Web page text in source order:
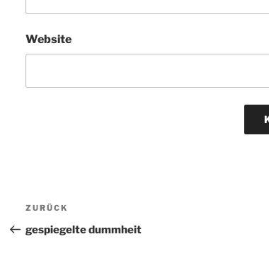
Website
Beitragsnavigation
Vorheriger
Beitrag
ZURÜCK
gespiegelte dummheit